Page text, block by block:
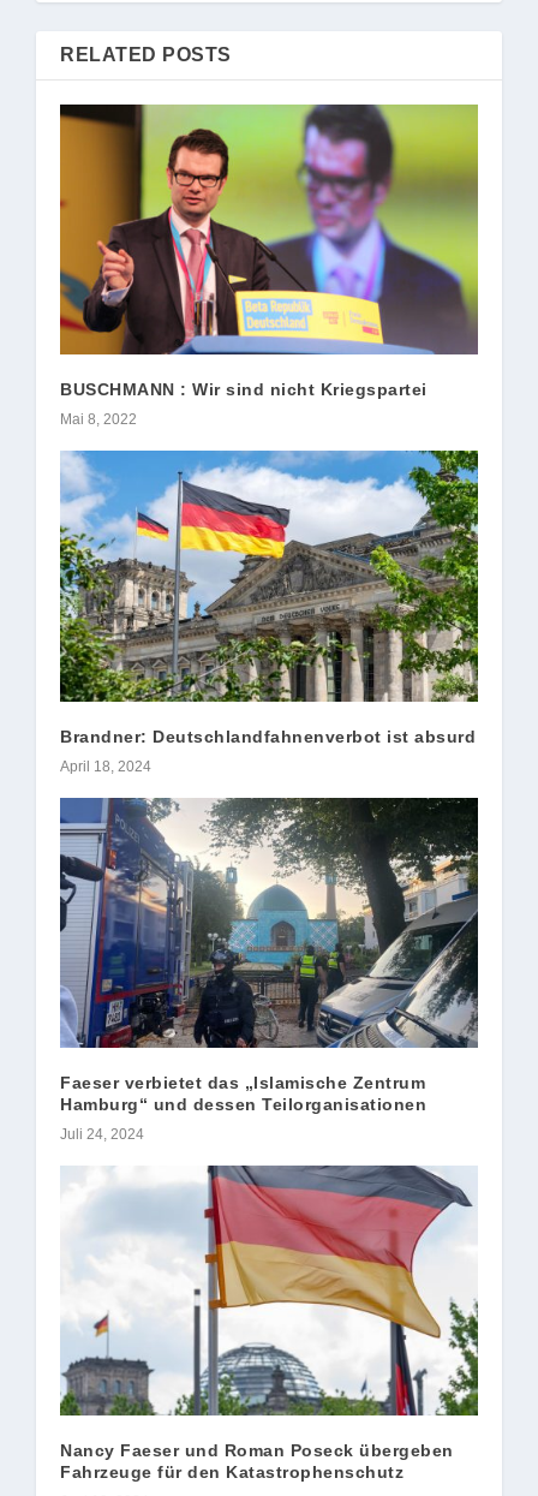
RELATED POSTS
BUSCHMANN : Wir sind nicht Kriegspartei
Mai 8, 2022
Brandner: Deutschlandfahnenverbot ist absurd
April 18, 2024
Faeser verbietet das „Islamische Zentrum
Hamburg“ und dessen Teilorganisationen
Juli 24, 2024
Nancy Faeser und Roman Poseck übergeben
Fahrzeuge für den Katastrophenschutz